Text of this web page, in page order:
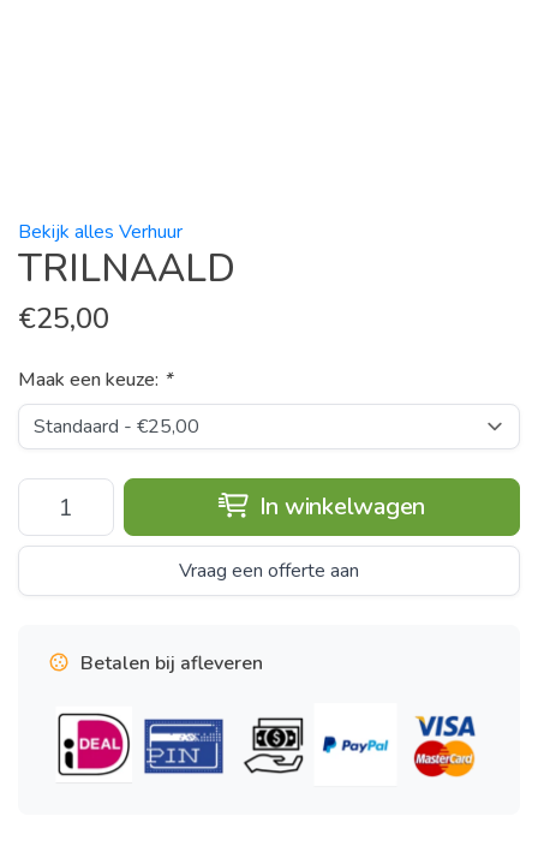
Bekijk alles Verhuur
TRILNAALD
€25,00
Maak een keuze: *
In winkelwagen
Vraag een offerte aan
Betalen bij afleveren